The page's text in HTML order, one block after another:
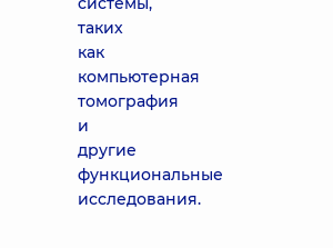
таких
как
компьютерная
томография
и
другие
функциональные
исследования.